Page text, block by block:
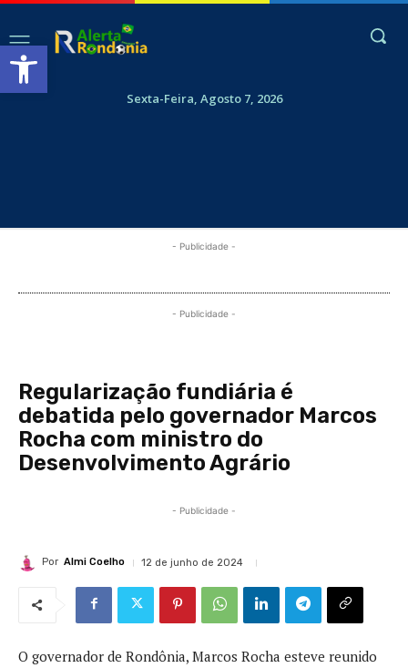
Abrir a barra de ferramentas
Sexta-Feira, Agosto 7, 2026
- Publicidade -
- Publicidade -
Regularização fundiária é
debatida pelo governador Marcos
Rocha com ministro do
Desenvolvimento Agrário
- Publicidade -
Por Almi Coelho 12 de junho de 2024
O governador de Rondônia, Marcos Rocha esteve reunido